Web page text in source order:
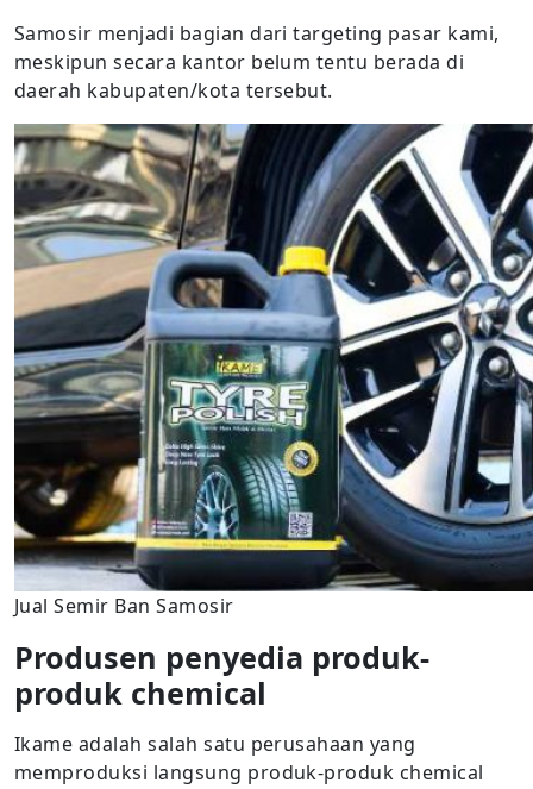
Samosir menjadi bagian dari targeting pasar kami,
meskipun secara kantor belum tentu berada di
daerah kabupaten/kota tersebut.
Jual Semir Ban Samosir
Produsen penyedia produk-
produk chemical
Ikame adalah salah satu perusahaan yang
memproduksi langsung produk-produk chemical